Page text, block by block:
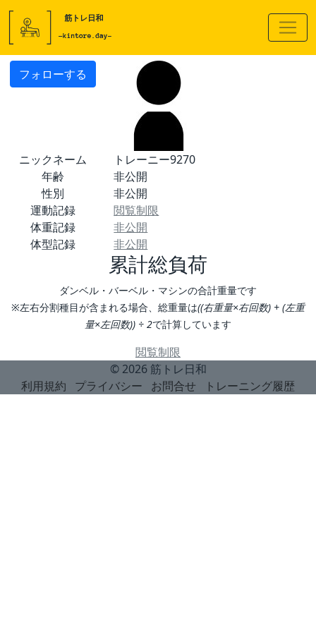
フォローする
ニックネーム
トレーニー9270
年齢
非公開
性別
非公開
運動記録
閲覧制限
体重記録
非公開
体型記録
非公開
累計総負荷
ダンベル・バーベル・マシンの合計重量です
※左右分割種目が含まれる場合、総重量は((右重量×右回数) + (左重
量×左回数)) ÷ 2で計算しています
閲覧制限
© 2026 筋トレ日和
利用規約
プライバシー お問合せ トレーニング履歴